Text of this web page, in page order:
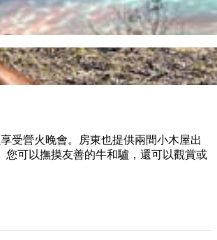
受營火晚會。房東也提供兩間小木屋出
您可以撫摸友善的牛和驢，還可以觀賞或